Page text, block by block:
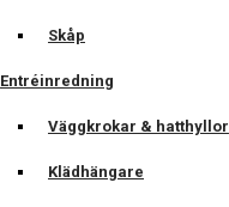
Skåp
Entréinredning
Väggkrokar & hatthyllor
Klädhängare